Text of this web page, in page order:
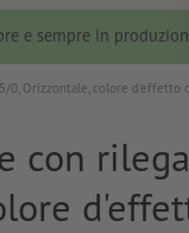
e sempre in produzione.
0, Orizzontale, colore d'effetto
con